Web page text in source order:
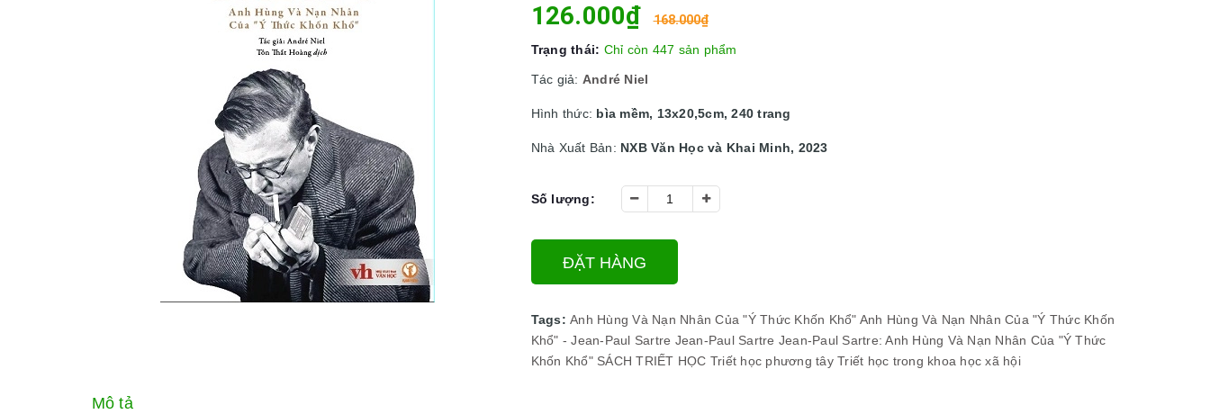
126.000₫ 168.000₫
Trạng thái: Chỉ còn 447 sản phẩm
Tác giả: André Niel
Hình thức: bìa mềm, 13x20,5cm, 240 trang
Nhà Xuất Bản: NXB Văn Học và Khai Minh, 2023
Số lượng:
ĐẶT HÀNG
Tags: Anh Hùng Và Nạn Nhân Của "Ý Thức Khốn Khổ" Anh Hùng Và Nạn Nhân Của "Ý Thức Khốn
Khổ" - Jean-Paul Sartre Jean-Paul Sartre Jean-Paul Sartre: Anh Hùng Và Nạn Nhân Của "Ý Thức
Khốn Khổ" SÁCH TRIẾT HỌC Triết học phương tây Triết học trong khoa học xã hội
Mô tả